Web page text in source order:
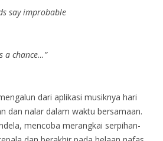
say improbable
a chance…”
dari aplikasi musiknya hari
dan nalar dalam waktu bersamaan.
mencoba merangkai serpihan-